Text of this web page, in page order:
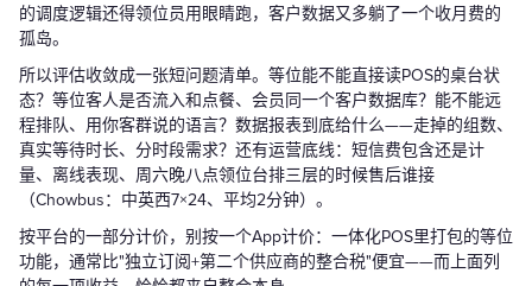
的调度逻辑还得领位员用眼睛跑，客户数据又多躺了一个收月费的
孤岛。
所以评估收敛成一张短问题清单。等位能不能直接读POS的桌台状
态？等位客人是否流入和点餐、会员同一个客户数据库？能不能远
程排队、用你客群说的语言？数据报表到底给什么——走掉的组数、
真实等待时长、分时段需求？还有运营底线：短信费包含还是计
量、离线表现、周六晚八点领位台排三层的时候售后谁接
（Chowbus：中英西7×24、平均2分钟）。
按平台的一部分计价，别按一个App计价：一体化POS里打包的等位
功能，通常比"独立订阅+第二个供应商的整合税"便宜——而上面列